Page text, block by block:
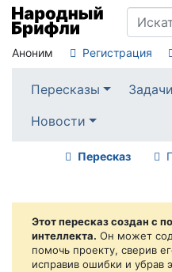
Аноним Регистрация
Пересказы Задачи
Новости
Пересказ
Этот пересказ создан с
интеллекта. Он может
помочь проекту, сверив
исправив ошибки и убрав